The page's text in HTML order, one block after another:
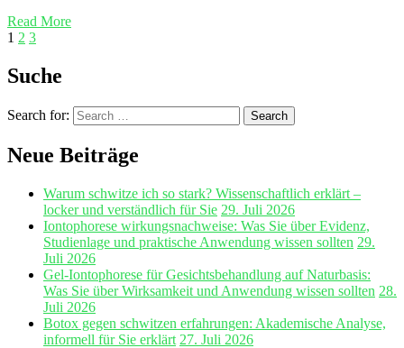
Read More
1 2 3
Suche
Search for: Search
Neue Beiträge
Warum schwitze ich so stark? Wissenschaftlich erklärt –
locker und verständlich für Sie 29. Juli 2026
Iontophorese wirkungsnachweise: Was Sie über Evidenz,
Studienlage und praktische Anwendung wissen sollten 29.
Juli 2026
Gel‑Iontophorese für Gesichtsbehandlung auf Naturbasis:
Was Sie über Wirksamkeit und Anwendung wissen sollten 28.
Juli 2026
Botox gegen schwitzen erfahrungen: Akademische Analyse,
informell für Sie erklärt 27. Juli 2026